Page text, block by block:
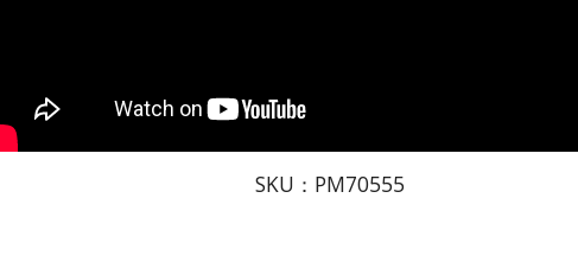
SKU：PM70555